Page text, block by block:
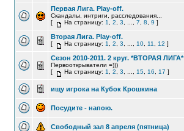
Первая Лига. Play-off.
Скандалы, интриги, расследования...
[
На страницу: 1 2 3 7 8 9 ]
Вторая Лига. Play-off.
[ На страницу: 1 2 3 10 11 12 ]
Сезон 2010-2011. 2 круг. *ВТОРАЯ ЛИГА*
Первооткрыватели =)))
[
На страницу: 1 2 3 15 16 17 ]
ищу игрока на Кубок Крошкина
Посудите - напою.
Свободный зал 8 апреля (пятница)